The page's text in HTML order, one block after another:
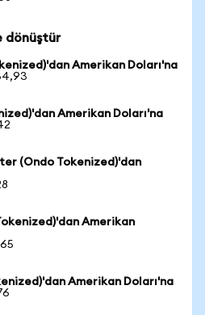
dönüştür
Amerikan Doları'na
Amerikan Doları'na
(Ondo Tokenized)'dan
Amerikan
Amerikan Doları'na